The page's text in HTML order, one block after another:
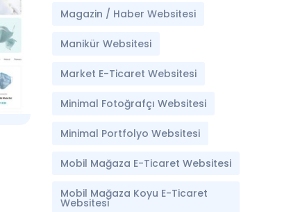
Magazin / Haber Websitesi
Manikür Websitesi
Market E-Ticaret Websitesi
Minimal Fotoğrafçı Websitesi
Minimal Portfolyo Websitesi
Mobil Mağaza E-Ticaret Websitesi
Mobil Mağaza Koyu E-Ticaret
Websitesi